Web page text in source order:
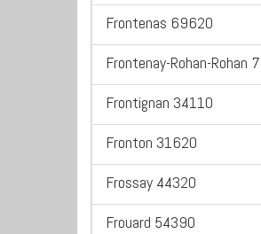
Frontenas 69620
Frontenay-Rohan-Rohan
Frontignan 34110
Fronton 31620
Frossay 44320
Frouard 54390